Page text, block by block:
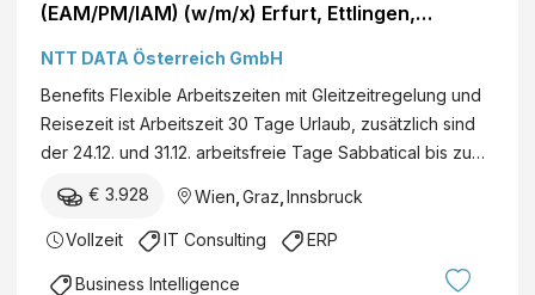
Austri
Cons
ulting
-
Team
(EAM/PM/IAM) (w/m/x) Erfurt, Ettlingen,
Hamburg, Stuttgart, Wolfsburg,
deutschlandweit, Frankfurt a. M., Köln,
München, Berlin, Rosenheim, Wien, Graz,
Innsbruck, österreichweit SAP Analytics
Technisch F...
NTT DATA Österreich GmbH
Benefits Flexible Arbeitszeiten mit Gleitzeitregelung und
Reisezeit ist Arbeitszeit 30 Tage Urlaub, zusätzlich sind
der 24.12. und 31.12. arbeitsfreie Tage Sabbatical bis zu…
€ 3.928 Wien Graz Innsbruck
Vollzeit IT Consulting ERP
Business Intelligence